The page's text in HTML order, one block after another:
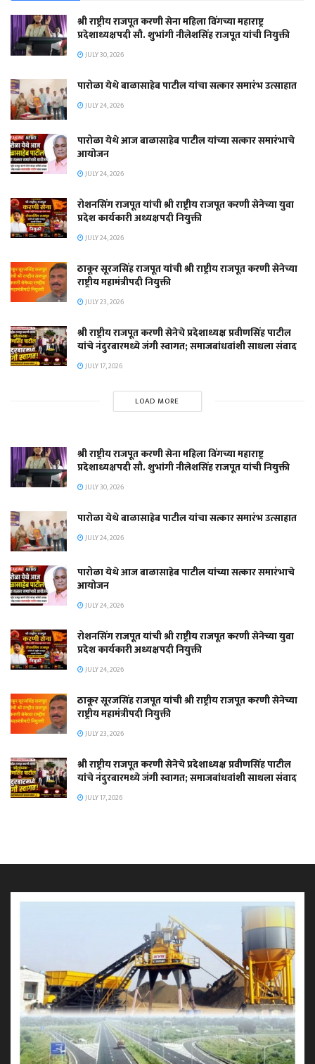
श्री राष्ट्रीय राजपूत करणी सेना महिला विंगच्या महाराष्ट्र
प्रदेशाध्यक्षपदी सौ. शुभांगी नीलेशसिंह राजपूत यांची नियुक्ती
JULY 30, 2026
पारोळा येथे बाळासाहेब पाटील यांचा सत्कार समारंभ उत्साहात
JULY 24, 2026
पारोळा येथे आज बाळासाहेब पाटील यांच्या सत्कार समारंभाचे
आयोजन
JULY 24, 2026
रोशनसिंग राजपूत यांची श्री राष्ट्रीय राजपूत करणी सेनेच्या युवा
प्रदेश कार्यकारी अध्यक्षपदी नियुक्ती
JULY 24, 2026
ठाकूर सूरजसिंह राजपूत यांची श्री राष्ट्रीय राजपूत करणी सेनेच्या
राष्ट्रीय महामंत्रीपदी नियुक्ती
JULY 23, 2026
श्री राष्ट्रीय राजपूत करणी सेनेचे प्रदेशाध्यक्ष प्रवीणसिंह पाटील
यांचे नंदुरबारमध्ये जंगी स्वागत; समाजबांधवांशी साधला संवाद
JULY 17, 2026
LOAD MORE
श्री राष्ट्रीय राजपूत करणी सेना महिला विंगच्या महाराष्ट्र
प्रदेशाध्यक्षपदी सौ. शुभांगी नीलेशसिंह राजपूत यांची नियुक्ती
JULY 30, 2026
पारोळा येथे बाळासाहेब पाटील यांचा सत्कार समारंभ उत्साहात
JULY 24, 2026
पारोळा येथे आज बाळासाहेब पाटील यांच्या सत्कार समारंभाचे
आयोजन
JULY 24, 2026
रोशनसिंग राजपूत यांची श्री राष्ट्रीय राजपूत करणी सेनेच्या युवा
प्रदेश कार्यकारी अध्यक्षपदी नियुक्ती
JULY 24, 2026
ठाकूर सूरजसिंह राजपूत यांची श्री राष्ट्रीय राजपूत करणी सेनेच्या
राष्ट्रीय महामंत्रीपदी नियुक्ती
JULY 23, 2026
श्री राष्ट्रीय राजपूत करणी सेनेचे प्रदेशाध्यक्ष प्रवीणसिंह पाटील
यांचे नंदुरबारमध्ये जंगी स्वागत; समाजबांधवांशी साधला संवाद
JULY 17, 2026